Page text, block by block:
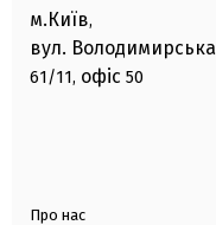
м.Київ,
вул. Володимирська
61/11, офіс 50
Про нас